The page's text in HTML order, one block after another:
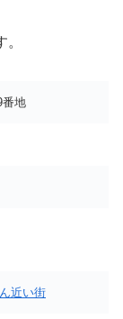
番地
近い街